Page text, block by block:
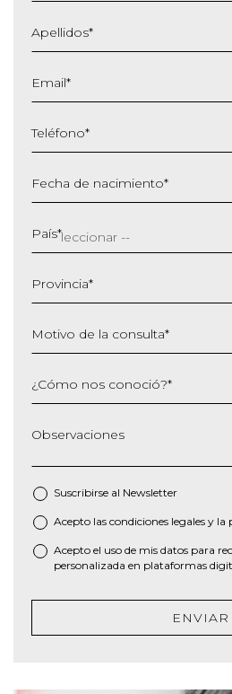
Apellidos*
Email*
Teléfono*
Fecha de nacimiento*
barra
MM
AAAA
País*
Provincia*
Motivo de la consulta*
¿Cómo nos conoció?*
Observaciones
Suscribirse al Newsletter
* Acepto las condiciones legales y la
Acepto el uso de mis datos para
personalizada en plataformas
ENVIAR